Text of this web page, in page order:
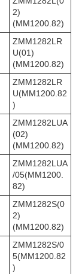
2)
(MM1200.82)
ZMM1282LR
U(01)
(MM1200.82)
ZMM1282LR
U(MM1200.82
)
ZMM1282LUA
(02)
(MM1200.82)
ZMM1282LUA
/05(MM1200.
82)
ZMM1282S(0
2)
(MM1200.82)
ZMM1282S/0
5(MM1200.82
)